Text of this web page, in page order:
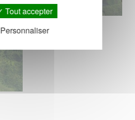
Tout accepter
Personnaliser